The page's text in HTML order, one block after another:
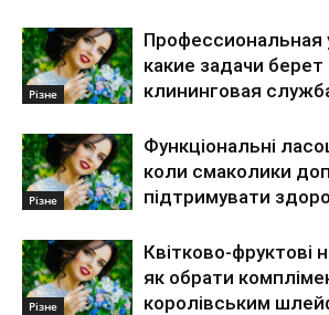
Різне
Профессиональная
какие задачи берет
клининговая
Різне
Функціональні
коли смаколики
підтримувати
Різне
Квітково-фруктові
як обрати
королівським